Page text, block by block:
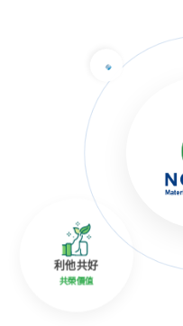
利他共好
共榮價值